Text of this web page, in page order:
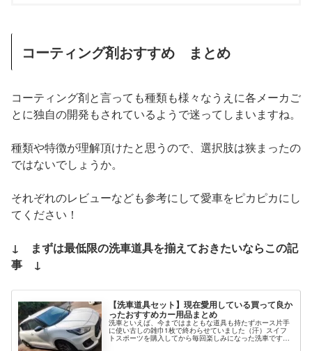
コーティング剤おすすめ まとめ
コーティング剤と言っても種類も様々なうえに各メーカご
とに独自の開発もされているようで迷ってしまいますね。
種類や特徴が理解頂けたと思うので、選択肢は狭まったの
ではないでしょうか。
それぞれのレビューなども参考にして愛車をピカピカにし
てください！
↓ まずは最低限の洗車道具を揃えておきたいならこの記
事 ↓
【洗車道具セット】現在愛用している買って良か
ったおすすめカー用品まとめ
洗車といえば、今まではまともな道具も持たずホース片手
に使い古しの雑巾1枚で終わらせていました（汗）スイフ
トスポーツを購入してから毎回楽しみになった洗車です
が、ふと回りを見渡すとまともな洗車道具を持っていませ